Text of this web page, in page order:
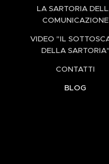
LA SARTORIA
COMUNICAZIONE
VIDEO "IL
DELLA SARTORIA"
CONTATTI
BLOG